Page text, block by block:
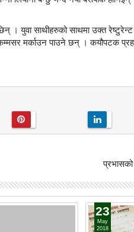
। युवा साथीहरुको साथमा उक्त
मर्काउन पाउने छन् । कयौपटक
23
May
2018